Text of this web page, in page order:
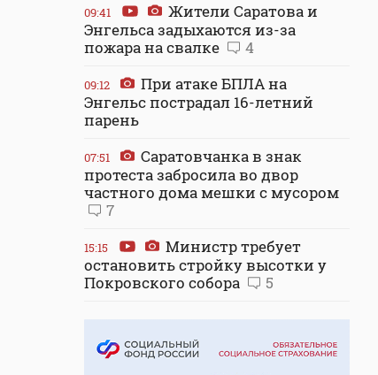
09:41
Жители Саратова и
Энгельса задыхаются из-за
пожара на свалке
4
09:12
При атаке БПЛА на
Энгельс пострадал 16-летний
парень
07:51
Саратовчанка в знак
протеста забросила во двор
частного дома мешки с мусором
7
15:15
Министр требует
остановить стройку высотки у
Покровского собора
5